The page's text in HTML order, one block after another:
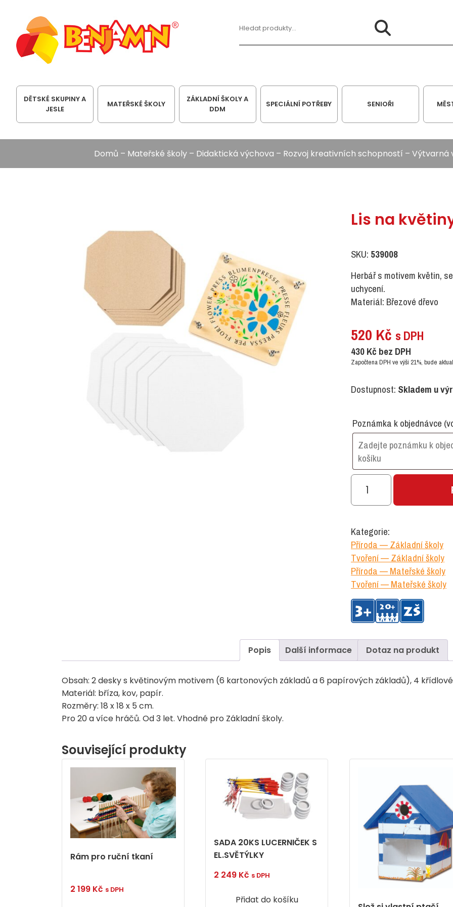
Hledat:
DĚTSKÉ SKUPINY A
JESLE
MATEŘSKÉ ŠKOLY
ZÁKLADNÍ ŠKOLY A
DDM
SPECIÁLNÍ POTŘEBY SENIOŘI
Domů – Mateřské školy – Didaktická výchova – Rozvoj kreativních schopností – Výtvarná
Lis na
SKU: 539008
Herbář s motivem květin,
uchycení.
Materiál: Březové dřevo
520 Kč s DPH
430Kč bez DPH
Započtena DPH ve výši 21%, bude
Dostupnost: Skladem u
Poznámka k objednávce
Lis
množství
Kategorie:
Příroda — Základní školy
Tvoření — Základní školy
Příroda — Mateřské školy
Tvoření — Mateřské školy
Popis Další informace Dotaz na produkt
Obsah: 2 desky s květinovým motivem (6 kartonových základů a 6 papírových základů), 4
Materiál: bříza, kov, papír.
Rozměry: 18 x 18 x 5 cm.
Pro 20 a více hráčů. Od 3 let. Vhodné pro Základní školy.
Související produkty
Rám pro ruční tkaní
2 199 Kč s DPH
SADA 20KS LUCERNIČEK S
EL.SVĚTÝLKY
2 249 Kč s DPH
Přidat do košíku